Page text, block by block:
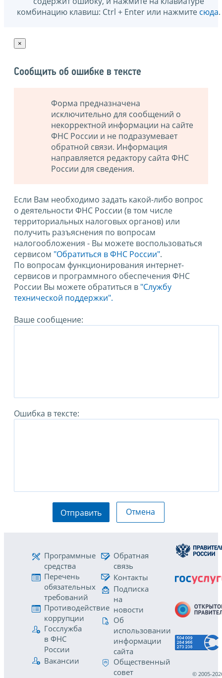
комбинацию клавиш: Ctrl + Enter или нажмите сюда.
×
Сообщить об ошибке в тексте
Форма предназначена
исключительно для сообщений о
некорректной информации на сайте
ФНС России и не подразумевает
обратной связи. Информация
направляется редактору сайта ФНС
России для сведения.
Если Вам необходимо задать какой-либо вопрос
о деятельности ФНС России (в том числе
территориальных налоговых органов) или
получить разъяснения по вопросам
налогообложения - Вы можете воспользоваться
сервисом "Обратиться в ФНС России".
По вопросам функционирования интернет-
сервисов и программного обеспечения ФНС
России Вы можете обратиться в "Службу
технической поддержки".
Ваше сообщение:
Ошибка в тексте:
Отправить Отмена
Программные
средства
Перечень
обязательных
требований
Противодействие
коррупции
Госслужба
в ФНС
России
Вакансии
Обратная
связь
Контакты
Подписка
на
новости
Об
использовании
информации
сайта
Общественный
совет
© 2005-